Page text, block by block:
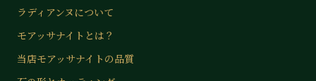
ラディアンヌについて
モアッサナイトとは？
当店モアッサナイトの品質